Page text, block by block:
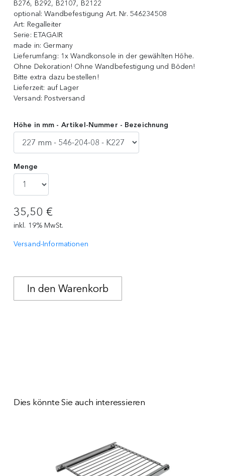
B276, B292, B2107, B2122
optional:Wandbefestigung Art. Nr. 546234508
Art: Regalleiter
Serie: ETAGAIR
made in: Germany
Lieferumfang: 1x Wandkonsole in der gewählten Höhe.
Ohne Dekoration! Ohne Wandbefestigung und Böden!
Bitte extra dazu bestellen!
Lieferzeit: auf Lager
Versand: Postversand
Höhe in mm - Artikel-Nummer - Bezeichnung
Menge
35,50 €
inkl. 19% MwSt.
Versand-Informationen
Dies könnte Sie auch interessieren